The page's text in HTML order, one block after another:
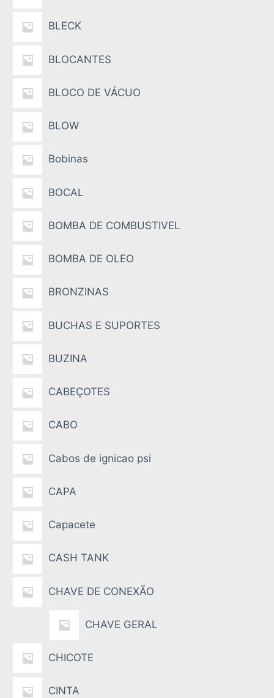
BLECK
BLOCANTES
BLOCO DE VÁCUO
BLOW
Bobinas
BOCAL
BOMBA DE COMBUSTIVEL
BOMBA DE OLEO
BRONZINAS
BUCHAS E SUPORTES
BUZINA
CABEÇOTES
CABO
Cabos de ignicao psi
CAPA
Capacete
CASH TANK
CHAVE DE CONEXÃO
CHAVE GERAL
CHICOTE
CINTA